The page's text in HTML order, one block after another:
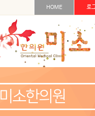
HOME 로
미소한의원